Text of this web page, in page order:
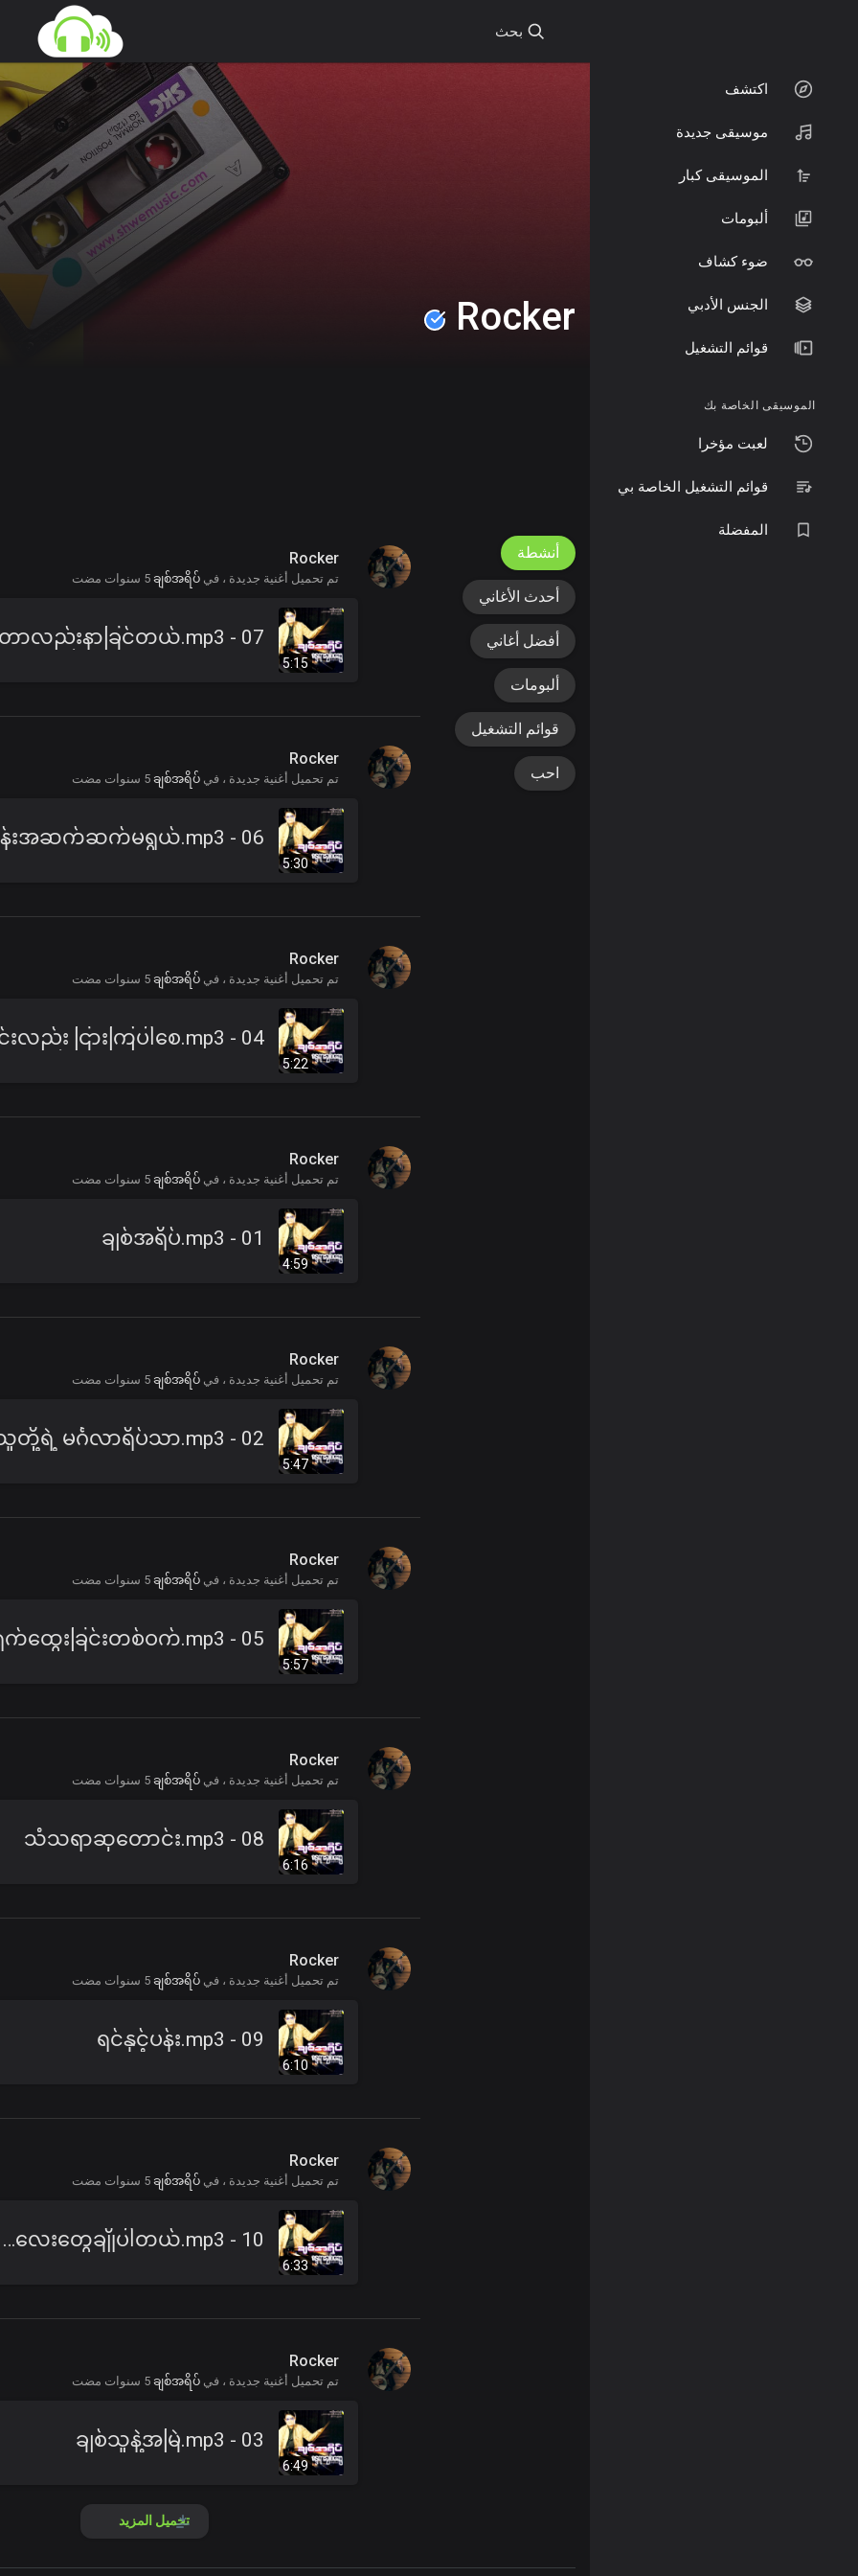
اكتشف
موسيقى جديدة
الموسيقى كبار
ألبومات
ضوء كشاف
الجنس الأدبي
قوائم التشغيل
الموسيقى الخاصة بك
لعبت مؤخرا
قوائم التشغيل الخاصة بي
المفضلة
بحث
Rocker
أنشطة
أحدث الأغاني
أفضل أغاني
ألبومات
قوائم التشغيل
احب
Rocker
تم تحميل أغنية جديدة ، فيချစ်အရိပ် 5 سنوات مضت
5:15
Rocker
تم تحميل أغنية جديدة ، فيချစ်အရိပ် 5 سنوات مضت
5:30
06 - မုန်းအဆက်ဆက်မရွယ်.mp3
Rocker
تم تحميل أغنية جديدة ، فيချစ်အရိပ် 5 سنوات مضت
5:22
Rocker
تم تحميل أغنية جديدة ، فيချစ်အရိပ် 5 سنوات مضت
4:59
01 - ချစ်အရိပ်.mp3
Rocker
تم تحميل أغنية جديدة ، فيချစ်အရိပ် 5 سنوات مضت
5:47
Rocker
تم تحميل أغنية جديدة ، فيချစ်အရိပ် 5 سنوات مضت
5:57
Rocker
تم تحميل أغنية جديدة ، فيချစ်အရိပ် 5 سنوات مضت
6:16
08 - သံသရာဆုတောင်း.mp3
Rocker
تم تحميل أغنية جديدة ، فيချစ်အရိပ် 5 سنوات مضت
6:10
09 - ရင်နှင့်ပန်း.mp3
Rocker
تم تحميل أغنية جديدة ، فيချစ်အရိပ် 5 سنوات مضت
6:33
10 - စပျစ်သီးလေးတွေချိုပါတယ်.mp3
Rocker
تم تحميل أغنية جديدة ، فيချစ်အရိပ် 5 سنوات مضت
6:49
03 - ချစ်သူနဲ့အမြဲ.mp3
تحميل المزيد